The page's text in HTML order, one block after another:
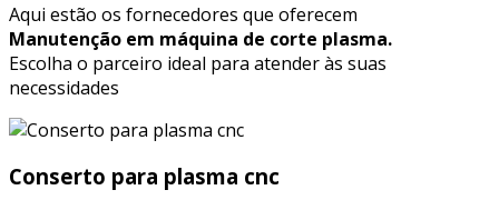
Aqui estão os fornecedores que oferecem
Manutenção em máquina de corte plasma.
Escolha o parceiro ideal para atender às suas
necessidades
Conserto para plasma cnc